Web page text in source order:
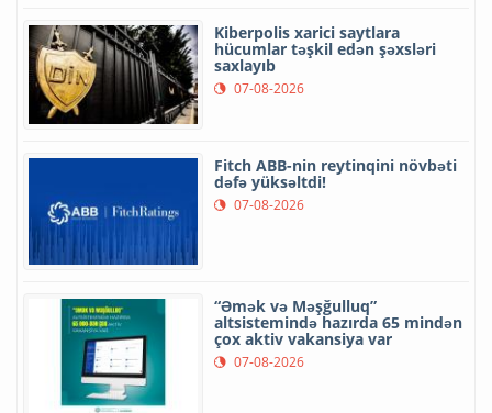
Kiberpolis xarici saytlara
hücumlar təşkil edən şəxsləri
saxlayıb
07-08-2026
Fitch ABB-nin reytinqini növbəti
dəfə yüksəltdi!
07-08-2026
“Əmək və Məşğulluq”
altsistemində hazırda 65 mindən
çox aktiv vakansiya var
07-08-2026